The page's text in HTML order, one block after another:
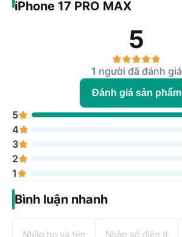
iPhone 17 PRO MAX
5
1 người đã đánh giá
Đánh giá sản phẩm
5
4
3
2
1
Bình luận nhanh